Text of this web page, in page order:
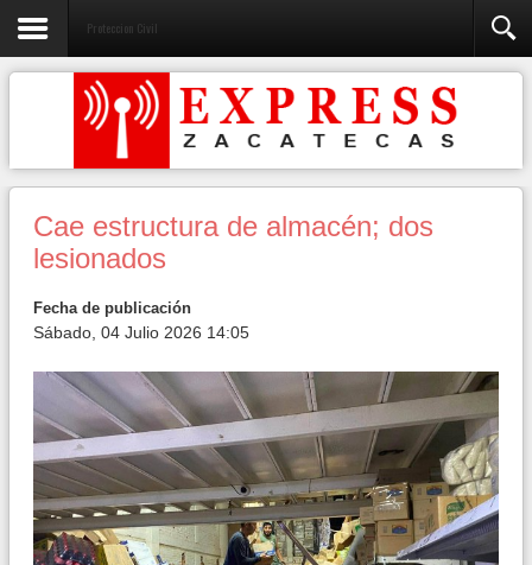
Proteccion Civil
Cae estructura de almacén; dos
lesionados
Fecha de publicación
Sábado, 04 Julio 2026 14:05